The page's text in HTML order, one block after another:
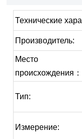
Технические
Производитель:
Место
происхождения：
Тип:
Измерение: